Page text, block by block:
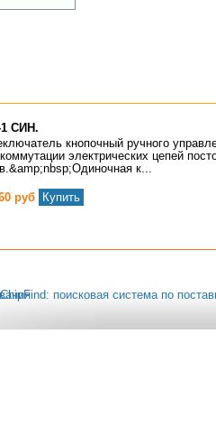
1 СИН.
кнопочный ручного
электрических цепей
к...
руб Купить